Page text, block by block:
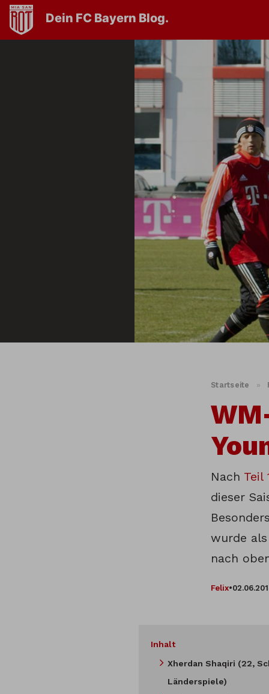
Dein FC Bayern Blog.
Startseite »
Nach Teil
dieser
wurde
nach
Felix•
Inhalt
Xherdan Shaqiri (22,
Länderspiele)